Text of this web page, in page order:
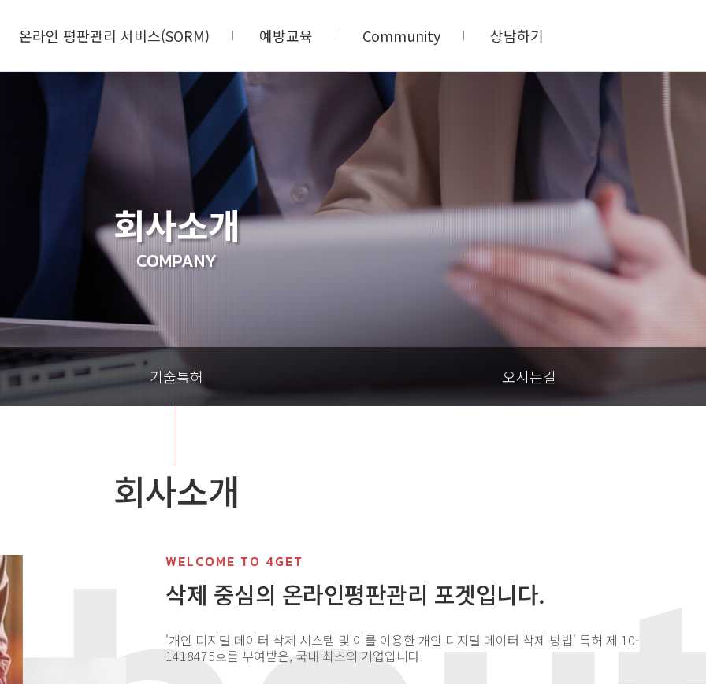
온라인 평판관리 서비스(SORM) 예방교육 Community 상담하기
회사소개
COMPANY
기술특허 오시는길
회사소개
WELCOME TO 4GET
삭제 중심의 온라인평판관리 포겟입니다.
'개인 디지털 데이터 삭제 시스템 및 이를 이용한 개인 디지털 데이터 삭제 방법' 특허 제 10-
1418475호를 부여받은, 국내 최초의 기업입니다.